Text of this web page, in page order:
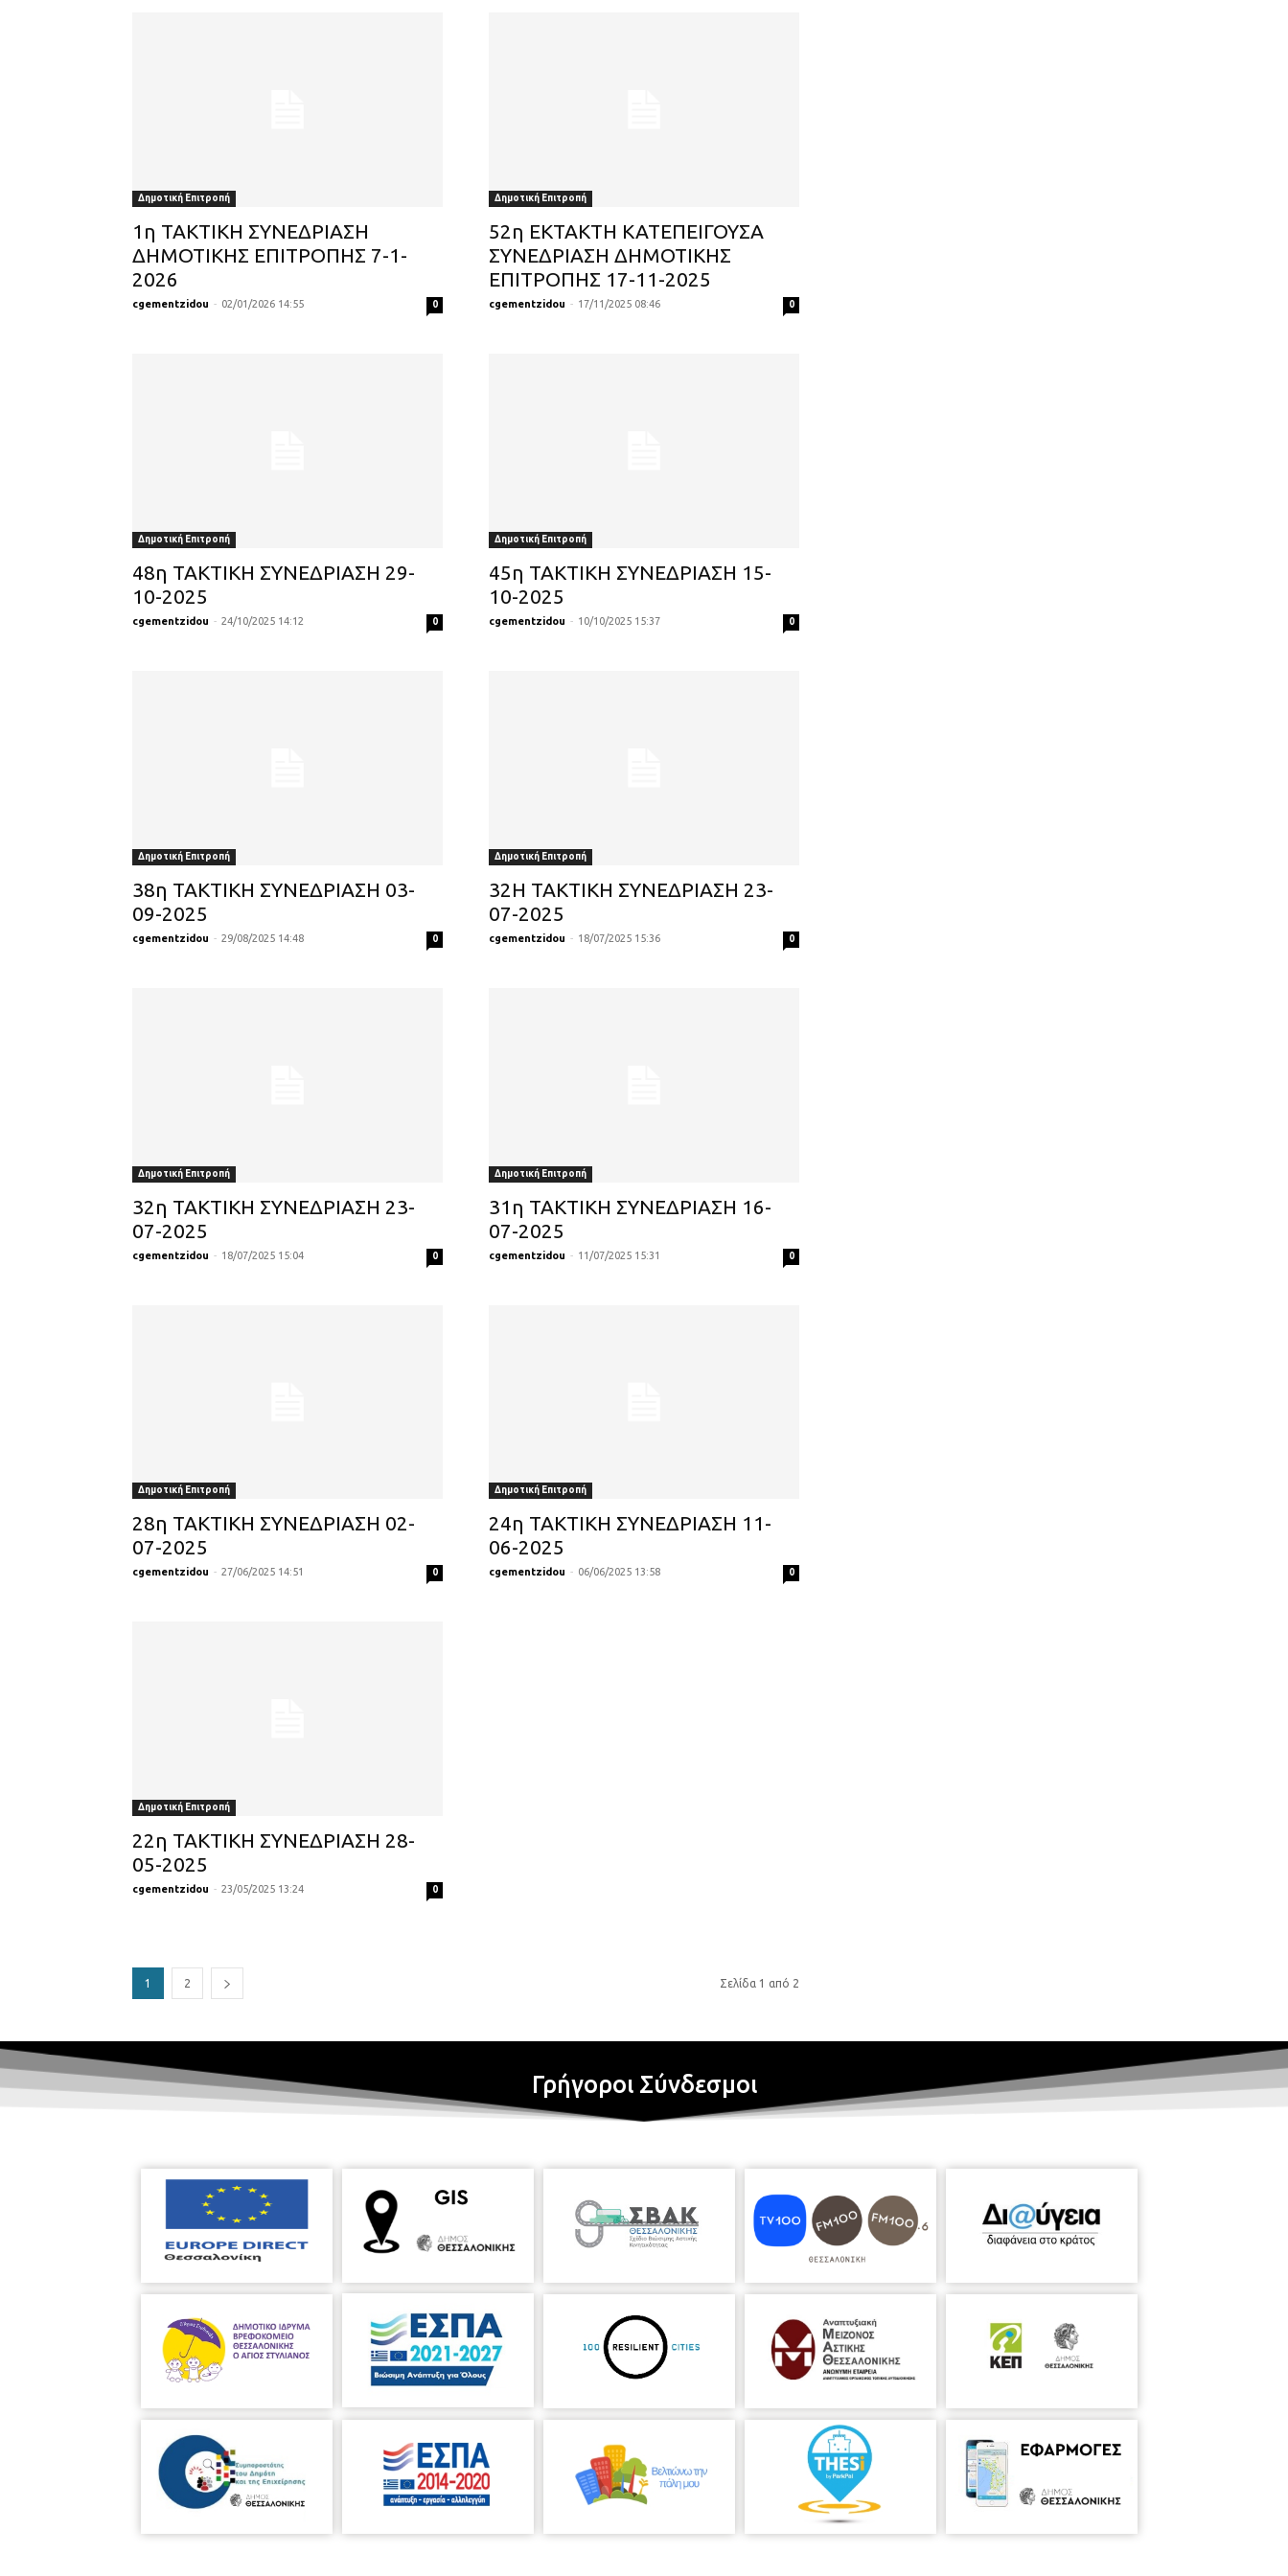
Δημοτική Επιτροπή
1η ΤΑΚΤΙΚΗ ΣΥΝΕΔΡΙΑΣΗ
ΔΗΜΟΤΙΚΗΣ ΕΠΙΤΡΟΠΗΣ 7-1-
2026
cgementzidou - 02/01/2026 14:55 0
Δημοτική Επιτροπή
52η ΕΚΤΑΚΤΗ ΚΑΤΕΠΕΙΓΟΥΣΑ
ΣΥΝΕΔΡΙΑΣΗ ΔΗΜΟΤΙΚΗΣ
ΕΠΙΤΡΟΠΗΣ 17-11-2025
cgementzidou - 17/11/2025 08:46 0
Δημοτική Επιτροπή
48η ΤΑΚΤΙΚΗ ΣΥΝΕΔΡΙΑΣΗ 29-
10-2025
cgementzidou - 24/10/2025 14:12 0
Δημοτική Επιτροπή
45η ΤΑΚΤΙΚΗ ΣΥΝΕΔΡΙΑΣΗ 15-
10-2025
cgementzidou - 10/10/2025 15:37 0
Δημοτική Επιτροπή
38η ΤΑΚΤΙΚΗ ΣΥΝΕΔΡΙΑΣΗ 03-
09-2025
cgementzidou - 29/08/2025 14:48 0
Δημοτική Επιτροπή
32Η ΤΑΚΤΙΚΗ ΣΥΝΕΔΡΙΑΣΗ 23-
07-2025
cgementzidou - 18/07/2025 15:36 0
Δημοτική Επιτροπή
32η ΤΑΚΤΙΚΗ ΣΥΝΕΔΡΙΑΣΗ 23-
07-2025
cgementzidou - 18/07/2025 15:04 0
Δημοτική Επιτροπή
31η ΤΑΚΤΙΚΗ ΣΥΝΕΔΡΙΑΣΗ 16-
07-2025
cgementzidou - 11/07/2025 15:31 0
Δημοτική Επιτροπή
28η ΤΑΚΤΙΚΗ ΣΥΝΕΔΡΙΑΣΗ 02-
07-2025
cgementzidou - 27/06/2025 14:51 0
Δημοτική Επιτροπή
24η ΤΑΚΤΙΚΗ ΣΥΝΕΔΡΙΑΣΗ 11-
06-2025
cgementzidou - 06/06/2025 13:58 0
Δημοτική Επιτροπή
22η ΤΑΚΤΙΚΗ ΣΥΝΕΔΡΙΑΣΗ 28-
05-2025
cgementzidou - 23/05/2025 13:24 0
1 2 Σελίδα 1 από 2
Γρήγοροι Σύνδεσμοι